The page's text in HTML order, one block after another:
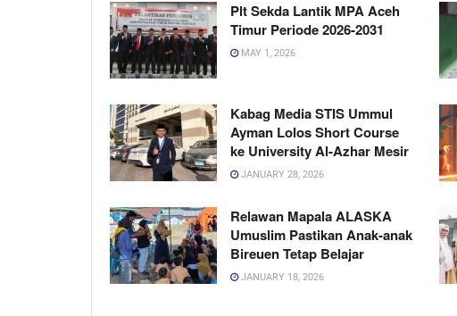
Plt Sekda Lantik MPA Aceh
Timur Periode 2026-2031
MAY 1, 2026
Kabag Media STIS Ummul
Ayman Lolos Short Course
ke University Al-Azhar Mesir
JANUARY 28, 2026
Relawan Mapala ALASKA
Umuslim Pastikan Anak-anak
Bireuen Tetap Belajar
JANUARY 18, 2026